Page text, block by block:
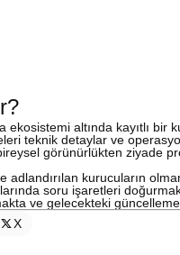
ekosistemi altında kayıtlı bir
teknik detaylar ve
görünürlükten ziyade
adlandırılan kurucuların
soru işaretleri
ve gelecekteki
X